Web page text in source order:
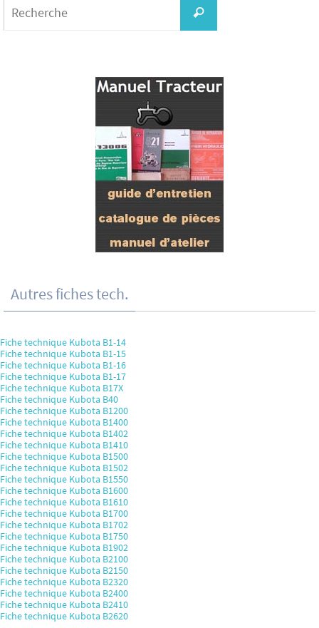
Recherche
Autres fiches tech.
Fiche technique Kubota B1-14
Fiche technique Kubota B1-15
Fiche technique Kubota B1-16
Fiche technique Kubota B1-17
Fiche technique Kubota B17X
Fiche technique Kubota B40
Fiche technique Kubota B1200
Fiche technique Kubota B1400
Fiche technique Kubota B1402
Fiche technique Kubota B1410
Fiche technique Kubota B1500
Fiche technique Kubota B1502
Fiche technique Kubota B1550
Fiche technique Kubota B1600
Fiche technique Kubota B1610
Fiche technique Kubota B1700
Fiche technique Kubota B1702
Fiche technique Kubota B1750
Fiche technique Kubota B1902
Fiche technique Kubota B2100
Fiche technique Kubota B2150
Fiche technique Kubota B2320
Fiche technique Kubota B2400
Fiche technique Kubota B2410
Fiche technique Kubota B2620